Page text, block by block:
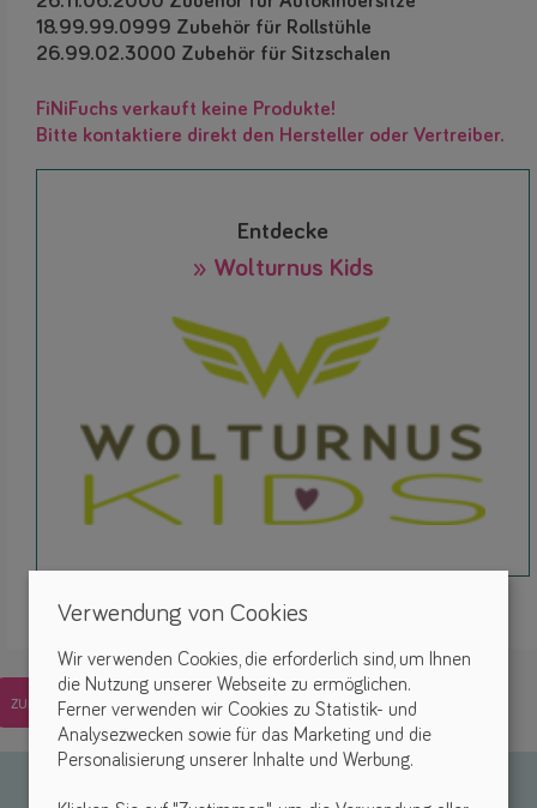
18.99.99.0999 Zubehör für Rollstühle
26.99.02.3000 Zubehör für Sitzschalen
FiNiFuchs verkauft keine Produkte!
Bitte kontaktiere direkt den Hersteller oder Vertreiber.
Entdecke
» Wolturnus Kids
zurück
Verwendung von Cookies
Wir verwenden Cookies, die erforderlich sind, um Ihnen
die Nutzung unserer Webseite zu ermöglichen.
Ferner verwenden wir Cookies zu Statistik- und
Analysezwecken sowie für das Marketing und die
Personalisierung unserer Inhalte und Werbung.